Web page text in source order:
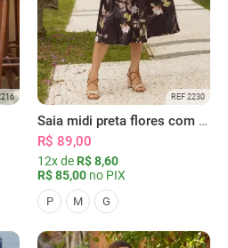
REF 2230
Saia midi preta flores com bolsos
R$ 89,00
12x de R$ 8,60
R$ 85,00 no PIX
P M G